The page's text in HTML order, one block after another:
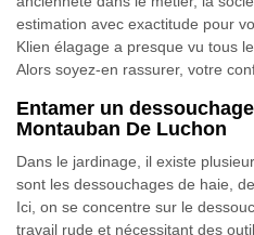
estimation avec exactitude pour
Klien élagage a presque vu tous
Alors soyez-en rassurer, votre
Entamer un
Montauban De Luchon
Dans le jardinage, il existe
sont les dessouchages de haie,
Ici, on se concentre sur le
travail rude et nécessitant des